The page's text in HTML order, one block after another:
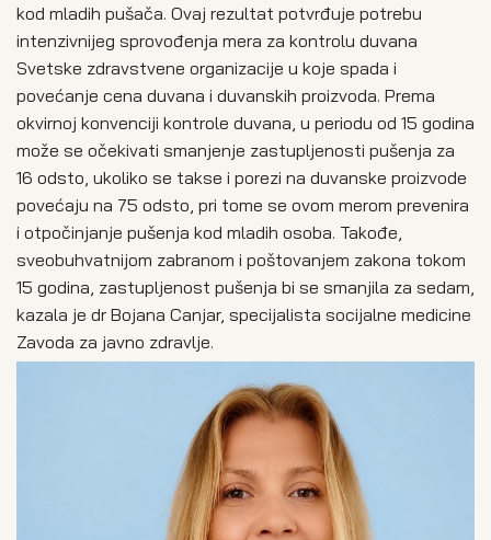
kod mladih pušača. Ovaj rezultat potvrđuje potrebu
intenzivnijeg sprovođenja mera za kontrolu duvana
Svetske zdravstvene organizacije u koje spada i
povećanje cena duvana i duvanskih proizvoda. Prema
okvirnoj konvenciji kontrole duvana, u periodu od 15 godina
može se očekivati smanjenje zastupljenosti pušenja za
16 odsto, ukoliko se takse i porezi na duvanske proizvode
povećaju na 75 odsto, pri tome se ovom merom prevenira
i otpočinjanje pušenja kod mladih osoba. Takođe,
sveobuhvatnijom zabranom i poštovanjem zakona tokom
15 godina, zastupljenost pušenja bi se smanjila za sedam,
kazala je dr Bojana Canjar, specijalista socijalne medicine
Zavoda za javno zdravlje.